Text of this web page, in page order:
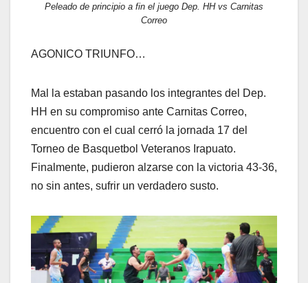
Peleado de principio a fin el juego Dep. HH vs Carnitas
Correo
AGONICO TRIUNFO…
Mal la estaban pasando los integrantes del Dep.
HH en su compromiso ante Carnitas Correo,
encuentro con el cual cerró la jornada 17 del
Torneo de Basquetbol Veteranos Irapuato.
Finalmente, pudieron alzarse con la victoria 43-36,
no sin antes, sufrir un verdadero susto.